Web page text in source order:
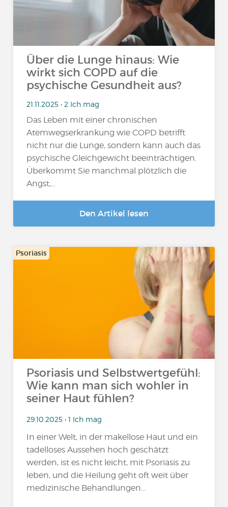
Über die Lunge hinaus: Wie
wirkt sich COPD auf die
psychische Gesundheit aus?
21.11.2025 • 2 Ich mag
Das Leben mit einer chronischen
Atemwegserkrankung wie COPD betrifft
nicht nur die Lunge, sondern kann auch das
psychische Gleichgewicht beeinträchtigen.
Überkommt Sie manchmal plötzlich die
Angst,...
Den Artikel lesen
Psoriasis
Psoriasis und Selbstwertgefühl:
Wie kann man sich wohler in
seiner Haut fühlen?
29.10.2025 • 1 Ich mag
In einer Welt, in der makellose Haut und ein
tadelloses Aussehen hoch geschätzt
werden, ist es nicht leicht, mit Psoriasis zu
leben, und die Heilung geht oft weit über
medizinische Behandlungen...